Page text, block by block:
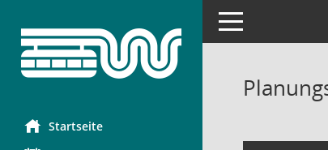
Startseite
Toggle navigation